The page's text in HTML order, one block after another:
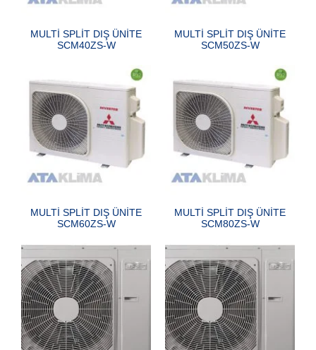
MULTİ SPLİT DIŞ ÜNİTE
SCM40ZS-W
MULTİ SPLİT DIŞ ÜNİTE
SCM50ZS-W
MULTİ SPLİT DIŞ ÜNİTE
SCM60ZS-W
MULTİ SPLİT DIŞ ÜNİTE
SCM80ZS-W